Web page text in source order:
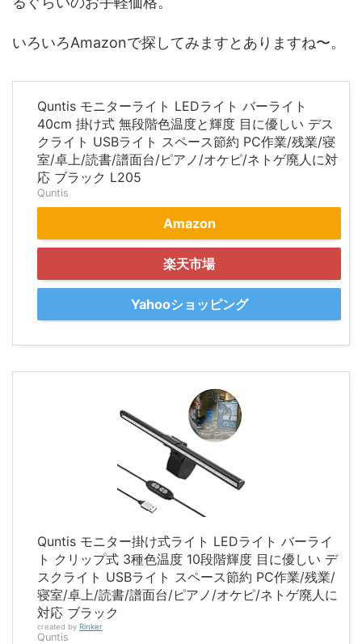
いろいろAmazonで探してみますとありますね〜。
Quntis モニターライト LEDライト バーライト
40cm 掛け式 無段階色温度と輝度 目に優しい デス
クライト USBライト スペース節約 PC作業/残業/寝
室/卓上/読書/譜面台/ピアノ/オケピ/ネトゲ廃人に対
応 ブラック L205
Quntis
Amazon
楽天市場
Yahooショッピング
Quntis モニター掛け式ライト LEDライト バーライ
ト クリップ式 3種色温度 10段階輝度 目に優しい デ
スクライト USBライト スペース節約 PC作業/残業/
寝室/卓上/読書/譜面台/ピアノ/オケピ/ネトゲ廃人に
対応 ブラック
created by Rinker
Quntis